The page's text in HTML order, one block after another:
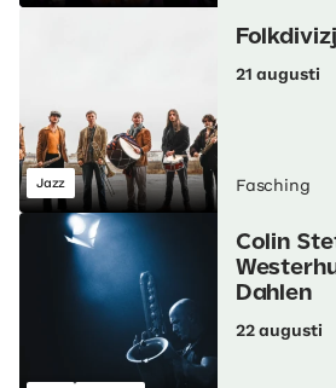
Jazz
21 augusti
Fasching
Colin
Dahlen
22 augusti